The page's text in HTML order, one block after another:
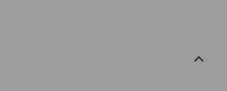
